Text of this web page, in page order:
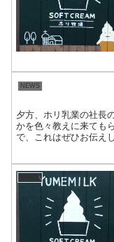
NEWS
夕方、ホリ乳業の社長
かを色々教えに来ても
で、これはぜひお伝え
NEWS